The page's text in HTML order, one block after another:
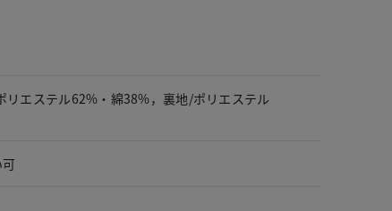
リエステル62%・綿38%，裏地/ポリエステル